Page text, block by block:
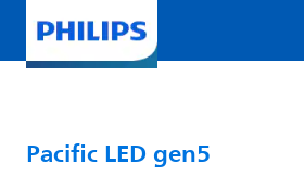
Pacific LED gen5